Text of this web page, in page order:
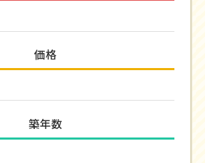
価格
築年数